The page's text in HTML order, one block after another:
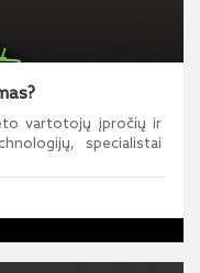
vartotojų įpročių ir
specialistai